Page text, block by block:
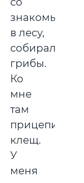
знакомыми
в лесу,
собирали
грибы.
Ко
мне
там
прицепился
клещ.
У
меня